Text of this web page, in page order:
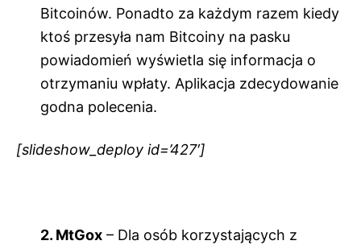
Bitcoinów. Ponadto za każdym razem kiedy
ktoś przesyła nam Bitcoiny na pasku
powiadomień wyświetla się informacja o
otrzymaniu wpłaty. Aplikacja zdecydowanie
godna polecenia.
[slideshow_deploy id=’427′]
2. MtGox – Dla osób korzystających z